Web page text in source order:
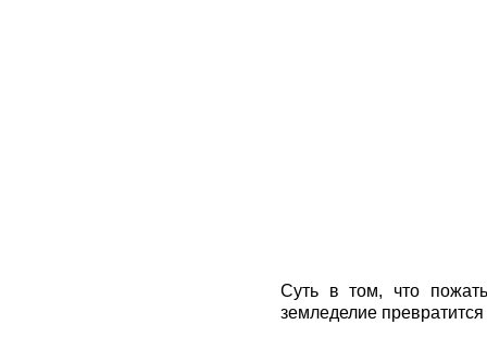
Суть в том, что
земледелие